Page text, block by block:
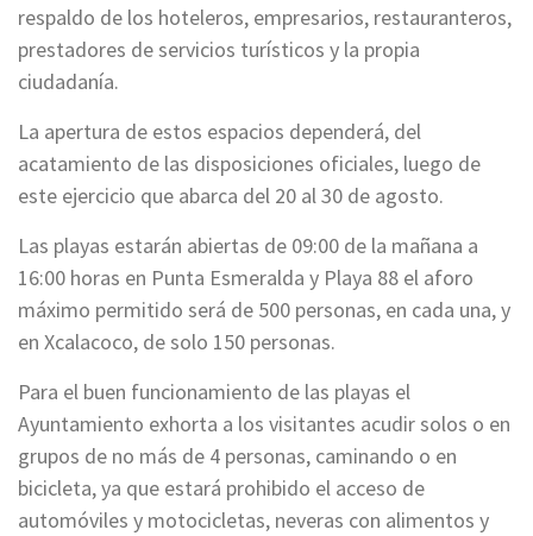
respaldo de los hoteleros, empresarios, restauranteros,
prestadores de servicios turísticos y la propia
ciudadanía.
La apertura de estos espacios dependerá, del
acatamiento de las disposiciones oficiales, luego de
este ejercicio que abarca del 20 al 30 de agosto.
Las playas estarán abiertas de 09:00 de la mañana a
16:00 horas en Punta Esmeralda y Playa 88 el aforo
máximo permitido será de 500 personas, en cada una, y
en Xcalacoco, de solo 150 personas.
Para el buen funcionamiento de las playas el
Ayuntamiento exhorta a los visitantes acudir solos o en
grupos de no más de 4 personas, caminando o en
bicicleta, ya que estará prohibido el acceso de
automóviles y motocicletas, neveras con alimentos y